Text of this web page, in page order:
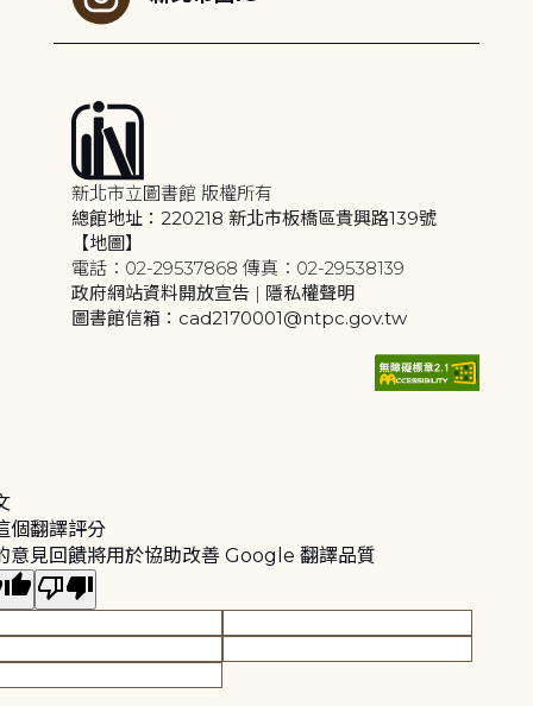
新北市立圖書館 版權所有
總館地址：220218 新北市板橋區貴興路139號
【地圖】
電話：02-29537868 傳真：02-29538139
政府網站資料開放宣告 | 隱私權聲明
圖書館信箱：cad2170001@ntpc.gov.tw
個翻譯評分
意見回饋將用於協助改善 Google 翻譯品質